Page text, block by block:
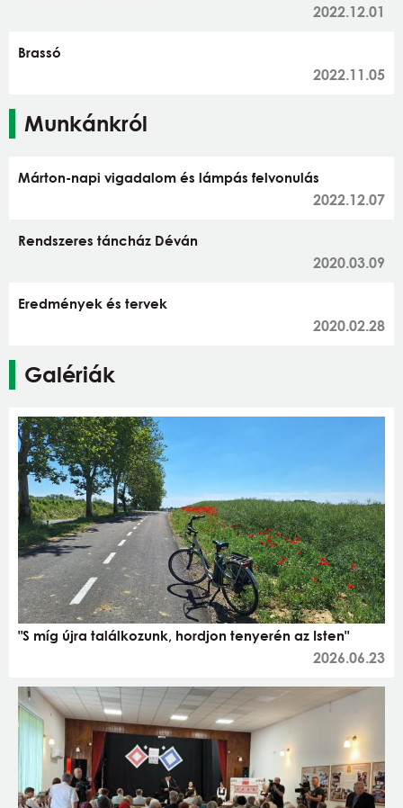
2022.12.01
Brassó
2022.11.05
Munkánkról
Márton-napi vigadalom és lámpás felvonulás
2022.12.07
Rendszeres táncház Déván
2020.03.09
Eredmények és tervek
2020.02.28
Galériák
"S míg újra találkozunk, hordjon tenyerén az Isten"
2026.06.23